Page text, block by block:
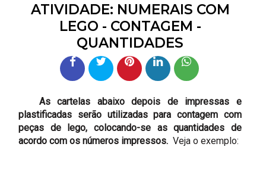
ATIVIDADE: NUMERAIS COM
LEGO - CONTAGEM -
QUANTIDADES
As cartelas abaixo depois de impressas e
plastificadas serão utilizadas para contagem com
peças de lego, colocando-se as quantidades de
acordo com os números impressos. Veja o exemplo: